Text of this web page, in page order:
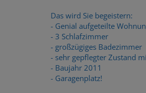
Das wird Sie begeistern:
- Genial aufgeteilte
- 3 Schlafzimmer
- großzügiges Badezimmer
- sehr gepflegter Zustand
- Baujahr 2011
- Garagenplatz!